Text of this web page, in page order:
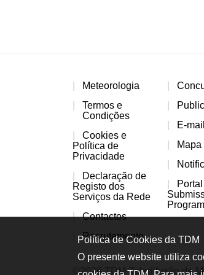
Meteorologia
Termos e
Condições
Cookies e
Política de
Privacidade
Declaração de
Registo dos
Serviços da Rede
Contactos
Recrutamento
E-
©2026 TDM-Teledifusão de
Política de Cookies da TDM
O presente website utiliza